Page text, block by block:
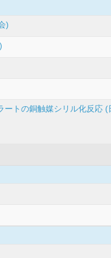
)
ートの銅触媒シリル化反